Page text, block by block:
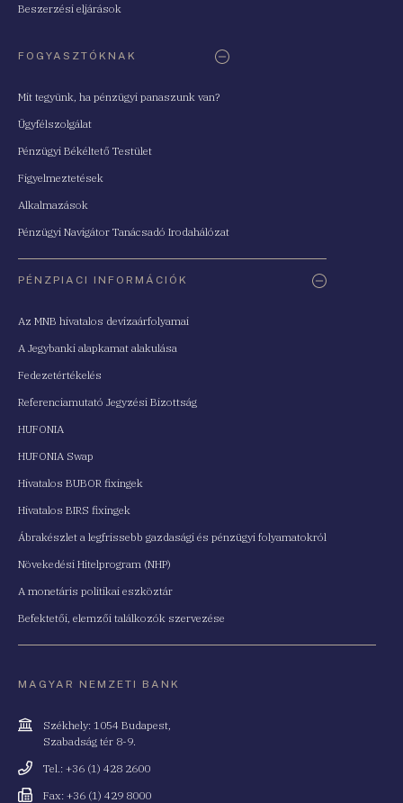
Beszerzési eljárások
FOGYASZTÓKNAK
Mit tegyünk, ha pénzügyi panaszunk van?
Ügyfélszolgálat
Pénzügyi Békéltető Testület
Figyelmeztetések
Alkalmazások
Pénzügyi Navigátor Tanácsadó Irodahálózat
PÉNZPIACI INFORMÁCIÓK
Az MNB hivatalos devizaárfolyamai
A Jegybanki alapkamat alakulása
Fedezetértékelés
Referenciamutató Jegyzési Bizottság
HUFONIA
HUFONIA Swap
Hivatalos BUBOR fixingek
Hivatalos BIRS fixingek
Ábrakészlet a legfrissebb gazdasági és pénzügyi folyamatokról
Növekedési Hitelprogram (NHP)
A monetáris politikai eszköztár
Befektetői, elemzői találkozók szervezése
MAGYAR NEMZETI BANK
Cím
Székhely: 1054 Budapest,
Szabadság tér 8-9.
Telefonszám
Tel.: +36 (1) 428 2600
Fax
Fax: +36 (1) 429 8000